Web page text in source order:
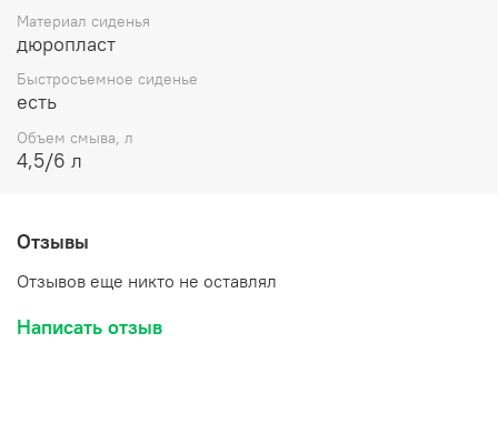
Материал сиденья
дюропласт
Быстросъемное сиденье
есть
Объем смыва, л
4,5/6 л
Отзывы
Отзывов еще никто не оставлял
Написать отзыв